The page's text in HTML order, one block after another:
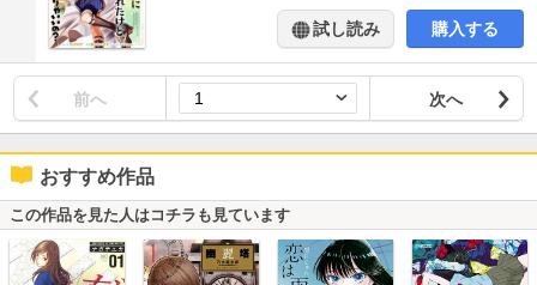
試し読み 購入する
前へ 次へ
おすすめ作品
この作品を見た人はコチラも見ています